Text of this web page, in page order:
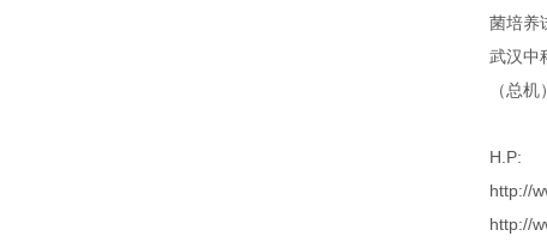
菌培养
武汉中
（总机）
H.P:
http://
http://